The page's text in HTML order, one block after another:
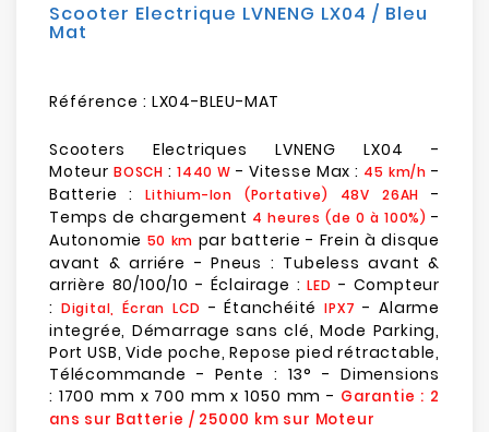
Scooter Electrique LVNENG LX04 / Bleu
Mat
Référence : LX04-BLEU-MAT
Scooters Electriques LVNENG LX04 -
Moteur BOSCH : 1440 W - Vitesse Max : 45 km/h -
Batterie :Lithium-Ion (Portative) 48V 26AH
-
Temps de chargement 4 heures (de 0 à 100%) -
Autonomie 50 km par batterie - Frein à disque
avant & arriére - Pneus : Tubeless avant &
arrière 80/100/10 - Éclairage :LED - Compteur
: Digital, Écran LCD - ÉtanchéitéIPX7 - Alarme
integrée, Démarrage sans clé, Mode Parking,
Port USB, Vide poche, Repose pied rétractable,
Télécommande - Pente : 13° - Dimensions
: 1700 mm x 700 mm x 1050 mm - Garantie : 2
ans sur Batterie / 25000 km sur Moteur